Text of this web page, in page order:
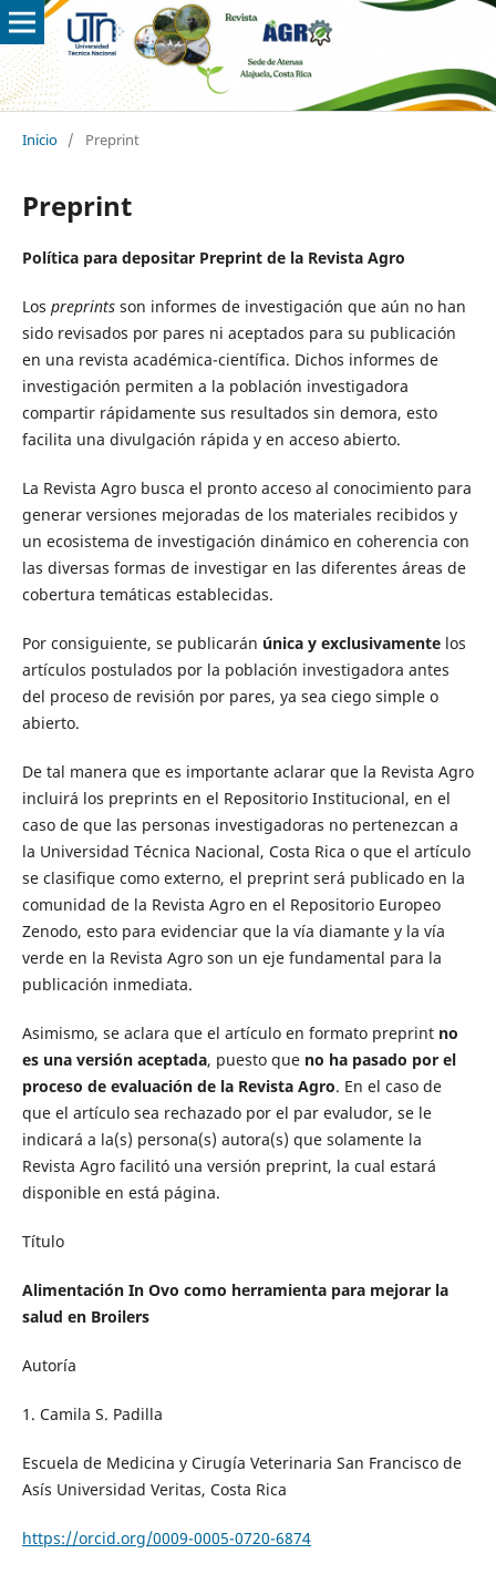
Inicio / Preprint
Preprint
Política para depositar Preprint de la Revista Agro
Los preprintsson informes de investigación que aún no han
sido revisados por pares ni aceptados para su publicación
en una revista académica-científica. Dichos informes de
investigación permiten a la población investigadora
compartir rápidamente sus resultados sin demora, esto
facilita una divulgación rápida y en acceso abierto.
La Revista Agro busca el pronto acceso al conocimiento para
generar versiones mejoradas de los materiales recibidos y
un ecosistema de investigación dinámico en coherencia con
las diversas formas de investigar en las diferentes áreas de
cobertura temáticas establecidas.
Por consiguiente, se publicarán única y exclusivamentelos
artículos postulados por la población investigadora antes
del proceso de revisión por pares, ya sea ciego simple o
abierto.
De tal manera que es importante aclarar que la Revista Agro
incluirá los preprints en el Repositorio Institucional, en el
caso de que las personas investigadoras no pertenezcan a
la Universidad Técnica Nacional, Costa Rica o que el artículo
se clasifique como externo, el preprint será publicado en la
comunidad de la Revista Agro en el Repositorio Europeo
Zenodo, esto para evidenciar que la vía diamante y la vía
verde en la Revista Agro son un eje fundamental para la
publicación inmediata.
Asimismo, se aclara que el artículo en formato preprint no
es una versión aceptada, puesto que no ha pasado por el
proceso de evaluación de la Revista Agro. En el caso de
que el artículo sea rechazado por el par evaludor, se le
indicará a la(s) persona(s) autora(s) que solamente la
Revista Agro facilitó una versión preprint, la cual estará
disponible en está página.
Título
Alimentación In Ovo como herramienta para mejorar la
salud en Broilers
Autoría
1. Camila S. Padilla
Escuela de Medicina y Cirugía Veterinaria San Francisco de
Asís Universidad Veritas, Costa Rica
https://orcid.org/0009-0005-0720-6874